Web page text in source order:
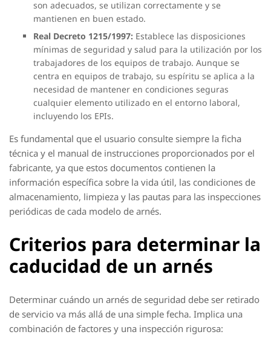
son adecuados, se utilizan correctamente y se
mantienen en buen estado.
Real Decreto 1215/1997: Establece las disposiciones
mínimas de seguridad y salud para la utilización por los
trabajadores de los equipos de trabajo. Aunque se
centra en equipos de trabajo, su espíritu se aplica a la
necesidad de mantener en condiciones seguras
cualquier elemento utilizado en el entorno laboral,
incluyendo los EPIs.
Es fundamental que el usuario consulte siempre la ficha
técnica y el manual de instrucciones proporcionados por el
fabricante, ya que estos documentos contienen la
información específica sobre la vida útil, las condiciones de
almacenamiento, limpieza y las pautas para las inspecciones
periódicas de cada modelo de arnés.
Criterios para determinar la
caducidad de un arnés
Determinar cuándo un arnés de seguridad debe ser retirado
de servicio va más allá de una simple fecha. Implica una
combinación de factores y una inspección rigurosa: